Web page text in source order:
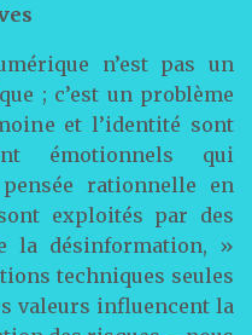
n’est pas un
; c’est un problème
et l’identité sont
émotionnels qui
rationnelle en
exploités par des
la désinformation, »
techniques seules
valeurs influencent la